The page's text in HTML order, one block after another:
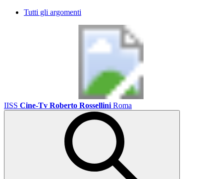
Tutti gli argomenti
IISS Cine-Tv Roberto Rossellini Roma